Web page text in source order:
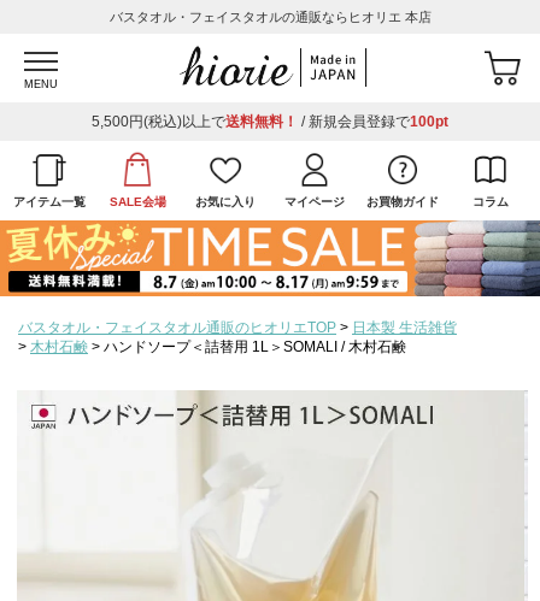
バスタオル・フェイスタオルの通販ならヒオリエ 本店
MENU
5,500円(税込)以上で送料無料！ / 新規会員登録で100pt
アイテム一覧 SALE会場 お気に入り マイページ お買物ガイド コラム
バスタオル・フェイスタオル通販のヒオリエTOP
日本製 生活雑貨
木村石鹸
ハンドソープ＜詰替用 1L＞SOMALI / 木村石鹸